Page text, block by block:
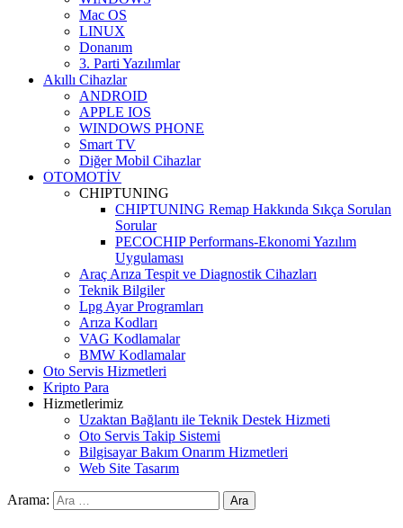
Mac OS
LINUX
Donanım
3. Parti Yazılımlar
Akıllı Cihazlar
ANDROID
APPLE IOS
WINDOWS PHONE
Smart TV
Diğer Mobil Cihazlar
OTOMOTİV
CHIPTUNING
CHIPTUNING Remap Hakkında Sıkça Sorulan
Sorular
PECOCHIP Performans-Ekonomi Yazılım
Uygulaması
Araç Arıza Tespit ve Diagnostik Cihazları
Teknik Bilgiler
Lpg Ayar Programları
Arıza Kodları
VAG Kodlamalar
BMW Kodlamalar
Oto Servis Hizmetleri
Kripto Para
Hizmetlerimiz
Uzaktan Bağlantı ile Teknik Destek Hizmeti
Oto Servis Takip Sistemi
Bilgisayar Bakım Onarım Hizmetleri
Web Site Tasarım
Arama: